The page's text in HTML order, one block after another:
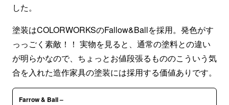
した。
塗装はCOLORWORKSのFallow&Ballを採用。発色がす
っっごく素敵！！ 実物を見ると、通常の塗料との違い
が明らかなので、ちょっとお値段張るもののこういう気
合を入れた造作家具の塗装には採用する価値ありです。
Farrow & Ball –